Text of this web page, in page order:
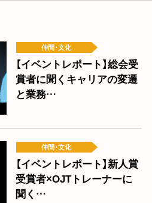
仲間･文化
【イベントレポート】総会受
賞者に聞くキャリアの変遷
と業務…
仲間･文化
【イベントレポート】新人賞
受賞者×OJTトレーナーに
聞く…